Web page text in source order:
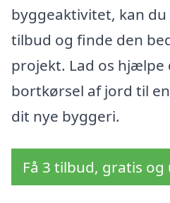
byggeaktivitet, kan
tilbud og finde den
projekt. Lad os hjælpe
bortkørsel af jord til
dit nye byggeri.
Få 3 tilbud, gratis